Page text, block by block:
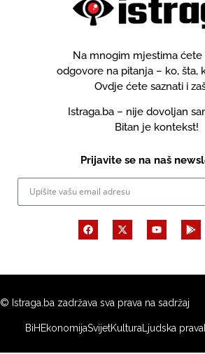
Na mnogim mjestima ćete
odgovore na pitanja – ko, šta,
Ovdje ćete saznati i
Istraga.ba – nije dovoljan
Bitan je kontekst!
Prijavite se na naš
© Istraga.ba zadržava sva prava na sadržaj
BiHEkonomijaSvijetKulturaLjudska prava